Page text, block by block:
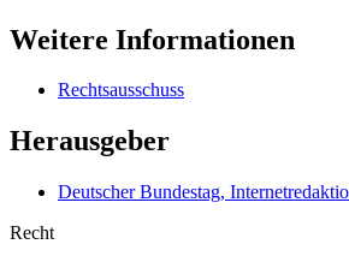
Weitere Informationen
Rechtsausschuss
Herausgeber
Deutscher Bundestag,
Recht